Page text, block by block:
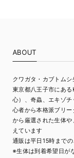
ABOUT
クワガタ・カブトム
東京都八王子市にあ
心）、奇蟲、エキゾ
心者から本格派ブリ
から厳選された生体
えています
通販は平日15時まで
※生体は到着希望日が